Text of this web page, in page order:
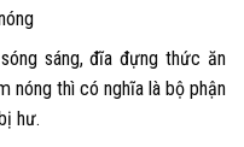
sáng, đĩa đựng thức ăn
nóng thì có nghĩa là bộ phận
hư.